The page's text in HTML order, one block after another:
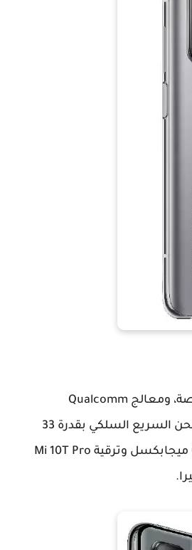
تأتي هواتف سلسلة Xiaomi Mi 10T جميعها بشاشة IPS LCD مقاس 6.67 بوصة، ومعالج Qualcomm
Snapdragon 865 مع LPDDR5 + UFS 3.1، وبطارية 5000 مللي أمبير، ودعم الشحن السريع السلكي بقدرة 33
وات. يكمن الاختلاف في الكاميرا، مع كاميرا Mi 10T الخلفية الأساسية بدقة 64 ميجابكسل وترقية Mi 10T Pro